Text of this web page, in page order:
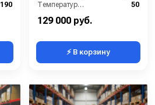
190
Температура (°C):
50
129 000 руб.
⚡ В корзину